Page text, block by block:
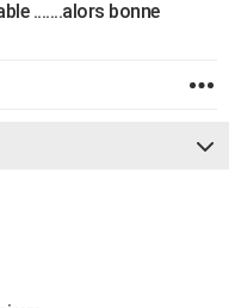
.......alors bonne